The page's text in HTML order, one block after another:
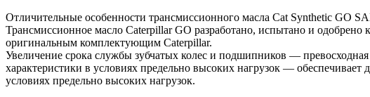
Отличительные особенности трансмиссионного масла Cat Synthetic GO
Трансмиссионное масло Caterpillar GO разработано, испытано и
оригинальным комплектующим Caterpillar.
Увеличение срока службы зубчатых колес и подшипников —
характеристики в условиях предельно высоких нагрузок —
условиях предельно высоких нагрузок.